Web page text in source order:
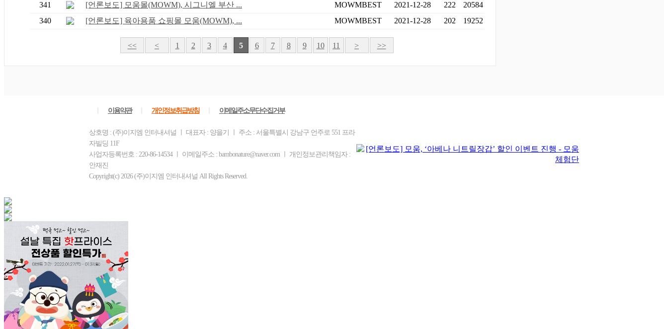
341
[언론보도] 모움몰(MOWM), 시그니엘 부산 ... MOWMBEST 2021-12-28 222
20584
340
[언론보도] 육아용품 쇼핑몰 모움(MOWM), ... MOWMBEST 2021-12-28 202 19252
<< < 1 2 3 4 5 6 7 8 9 10 11 > >>
이용약관 개인정보취급방침 이메일주소무단수집거부
상호명 : (주)이지엠 인터내셔널 ㅣ 대표자 : 양을기 ㅣ 주소 : 서울특별시 강남구 언주로 551 프라
자빌딩 11F
사업자등록번호 : 220-86-14534 ㅣ 이메일주소 : bambonature@naver.com ㅣ 개인정보관리책임자 :
안재진
Copyright(c) 2026 (주)이지엠 인터내셔널 All Rights Reserved.